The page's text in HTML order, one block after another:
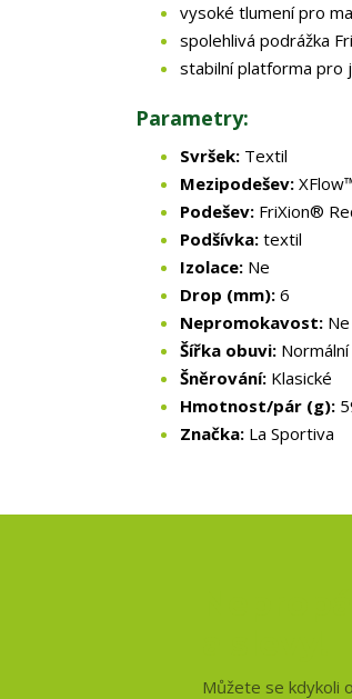
vysoké tlumení pro
spolehlivá podrážka
stabilní platforma pro
Parametry:
Svršek: Textil
Mezipodešev:
Podešev: FriXion®
Podšívka: textil
Izolace: Ne
Drop (mm): 6
Nepromokavost: Ne
Šířka obuvi: Normální
Šněrování: Klasické
Hmotnost/pár (g):
Značka: La Sportiva
Můžete se kdykoli